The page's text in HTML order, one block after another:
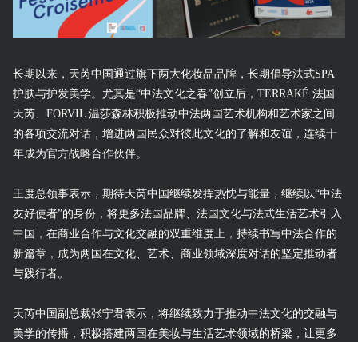
长期以来，天芮中国通过旗下两大化妆品品牌，长期倡导法式SPA
护肤与护发美学。尤其是“中法文化之春”创立后，TERRAKÉ 法国
天芮、FORVIL 温莎森林积极推动中法两国艺术机构和艺术家之间
的各项交流对话，增进两国民众对彼此文化的了解和友谊，连续十
年成为官方战略合作伙伴。
王度总领事表示，期待天芮中国继续发挥热忱与能量，继续以“中法
友好使者”的身份，将更多法国品牌、法国文化与法式生活艺术引入
中国，在商业合作与文化交融的双重维度上，持续书写中法合作的
新篇章，成为两国在文化、艺术、商业领域深度对话的坚定推动者
与践行者。
天芮中国副总裁张宁君表示，将继续致力于推动中法文化的交融与
美学的传播，积极搭建两国在美妆与生活艺术领域的桥梁，让更多